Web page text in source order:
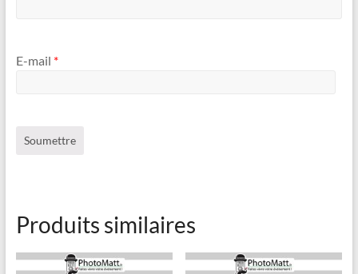
E-mail *
Produits similaires